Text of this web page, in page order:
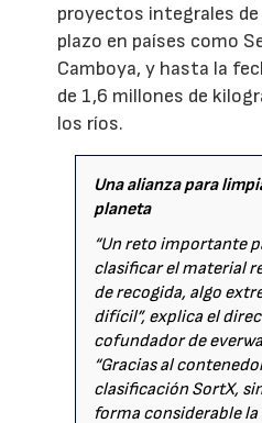
proyectos integrales
plazo en países como
Camboya, y hasta la
de 1,6 millones de
los ríos.
Una alianza para
planeta
“Un reto importante
clasificar el material
de recogida, algo
difícil”, explica el
cofundador de
“Gracias al
clasificación SortX,
forma considerable